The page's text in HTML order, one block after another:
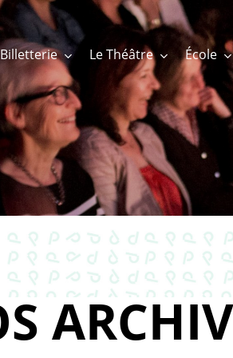
Billetterie Le Théâtre École